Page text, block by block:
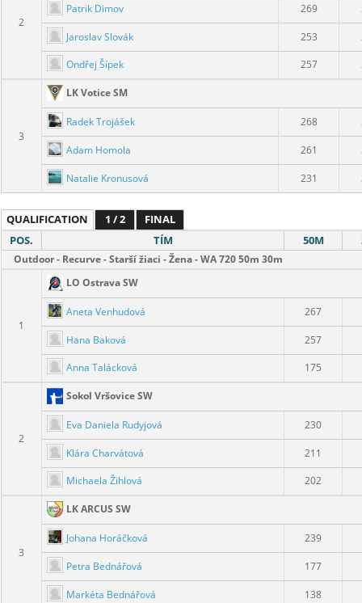
2
Patrik Dimov 269
Jaroslav Slovák 253
Ondřej Šípek
257
3
LK Votice SM
Radek Trojášek 268
Adam Homola 261
Natalie Kronusová 231
QUALIFICATION 1 / 2
FINAL
POS.
TÍM 50M
Outdoor - Recurve - Starší žiaci - Žena - WA 720 50m 30m
1
LO Ostrava SW
Aneta Venhudová 267
Hana Baková
257
Anna Talácková
175
2
Sokol Vršovice SW
Eva Daniela Rudyjová 230
Klára Charvátová
211
Michaela Žihlová
202
3
LK ARCUS SW
Johana Horáčková 239
Petra Bednářová 177
Markéta Bednářová 138